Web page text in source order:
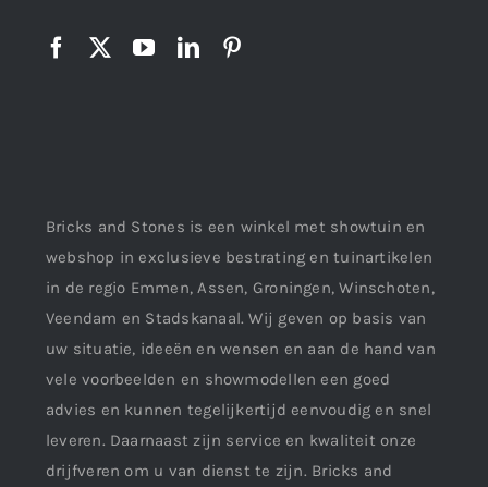
Bricks and Stones is een winkel met showtuin en
webshop in exclusieve bestrating en tuinartikelen
in de regio Emmen, Assen, Groningen, Winschoten,
Veendam en Stadskanaal. Wij geven op basis van
uw situatie, ideeën en wensen en aan de hand van
vele voorbeelden en showmodellen een goed
advies en kunnen tegelijkertijd eenvoudig en snel
leveren. Daarnaast zijn service en kwaliteit onze
drijfveren om u van dienst te zijn. Bricks and